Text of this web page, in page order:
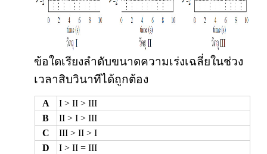
ข้อใดเรียงลำดับขนาดความเร่งเฉลี่ยในช่วง
เวลาสิบวินาทีได้ถูกต้อง
A
I > II > III
B
II > I > III
C
III > II > I
D
I > II = III